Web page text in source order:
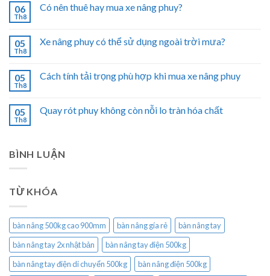
06
Th8
Có nên thuê hay mua xe nâng phuy?
05
Th8
Xe nâng phuy có thể sử dụng ngoài trời mưa?
05
Th8
Cách tính tải trọng phù hợp khi mua xe nâng phuy
05
Th8
Quay rót phuy không còn nỗi lo tràn hóa chất
BÌNH LUẬN
TỪ KHÓA
bàn nâng 500kg cao 900mm bàn nâng gía rẻ
bàn nâng tay
bàn nâng tay 2x nhật bản
bàn nâng tay điện 500kg
bàn nâng tay điện di chuyển 500kg
bàn nâng điện 500kg